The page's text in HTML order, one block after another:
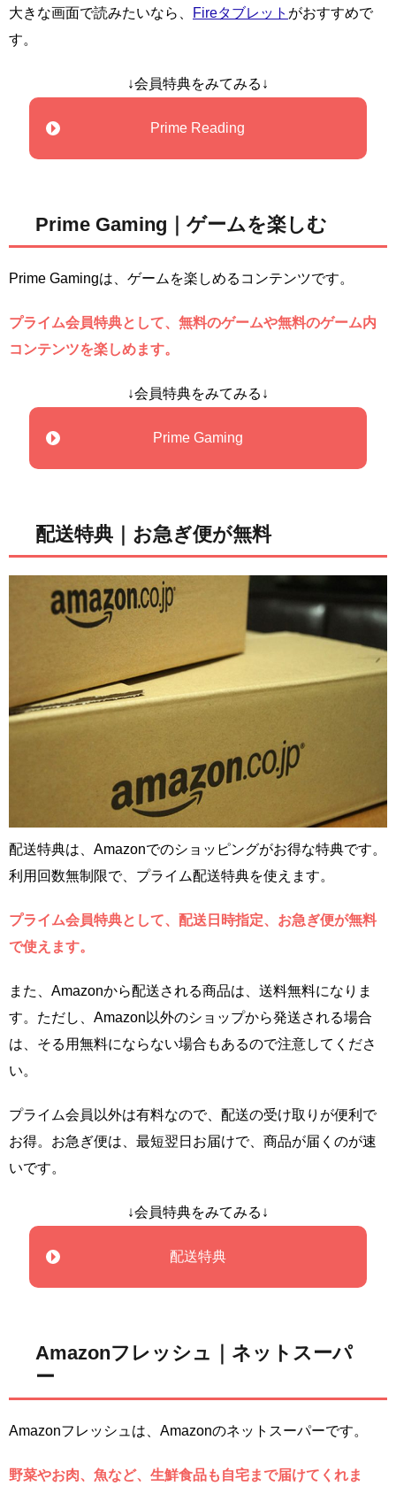
大きな画面で読みたいなら、
Fireタブレット がおすすめで
す。
↓会員特典をみてみる↓
Prime Reading
Prime Gaming｜ゲームを楽しむ
Prime Gamingは、ゲームを楽しめるコンテンツです。
プライム会員特典として、無料のゲームや無料のゲーム内
コンテンツを楽しめます。
↓会員特典をみてみる↓
Prime Gaming
配送特典｜お急ぎ便が無料
配送特典は、Amazonでのショッピングがお得な特典です。
利用回数無制限で、プライム配送特典を使えます。
プライム会員特典として、配送日時指定、お急ぎ便が無料
で使えます。
また、Amazonから配送される商品は、送料無料になりま
す。ただし、Amazon以外のショップから発送される場合
は、そる用無料にならない場合もあるので注意してくださ
い。
プライム会員以外は有料なので、配送の受け取りが便利で
お得。お急ぎ便は、最短翌日お届けで、商品が届くのが速
いです。
↓会員特典をみてみる↓
配送特典
Amazonフレッシュ｜ネットスーパ
ー
Amazonフレッシュは、Amazonのネットスーパーです。
野菜やお肉、魚など、生鮮食品も自宅まで届けてくれま